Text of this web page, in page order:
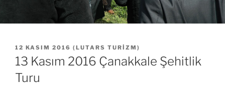
YAYIM
TARIHI
12 KASIM 2016 ( LUTARS TURIZM )
13 Kasım 2016 Çanakkale Şehitlik
Turu